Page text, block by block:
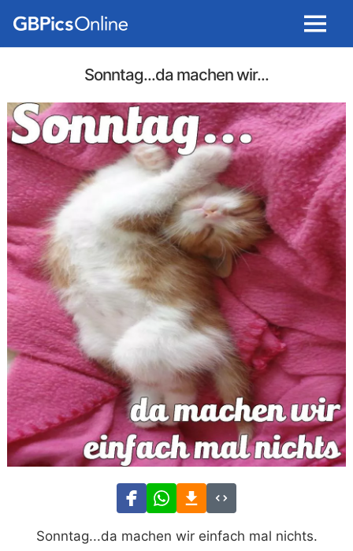
Menu
Sonntag...da machen wir...
Sonntag...da machen wir einfach mal nichts.